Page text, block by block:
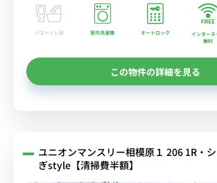
バストイレ別 室内洗濯機 オートロック
インターネ
無料
この物件の詳細を見る
ユニオンマンスリー相模原１ 206 1R・
ぎstyle【清掃費半額】